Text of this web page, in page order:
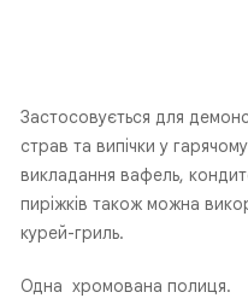
Застосовується для
страв та випічки у
викладання вафель,
пиріжків також можна
курей-гриль.
Одна хромована полиця.